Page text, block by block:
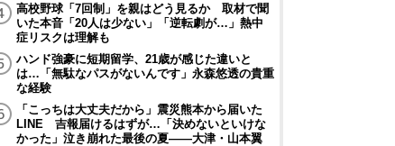
高校野球「7回制」を親はどう見るか 取材で聞
いた本音「20人は少ない」「逆転劇が…」熱中
症リスクは理解も
ハンド強豪に短期留学、21歳が感じた違いと
は…「無駄なパスがないんです」永森悠透の貴重
な経験
「こっちは大丈夫だから」震災熊本から届いた
LINE 吉報届けるはずが…「決めないといけな
かった」泣き崩れた最後の夏――大津・山本翼